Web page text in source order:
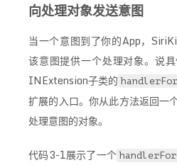
向处理对象发送意图
当一个意图到了你的App，
该意图提供一个处理对象。说
INExtension子类的
扩展的入口。你从此方法返回一
处理意图的对象。
代码3-1展示了一个